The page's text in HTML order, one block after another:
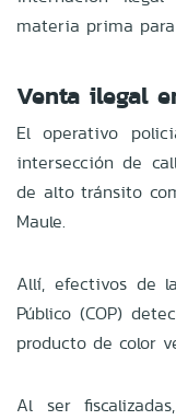
materia prima
Venta ilegal
El operativo
intersección de
de alto tránsito
Maule.
Allí, efectivos de
Público (COP)
producto de color
Al ser